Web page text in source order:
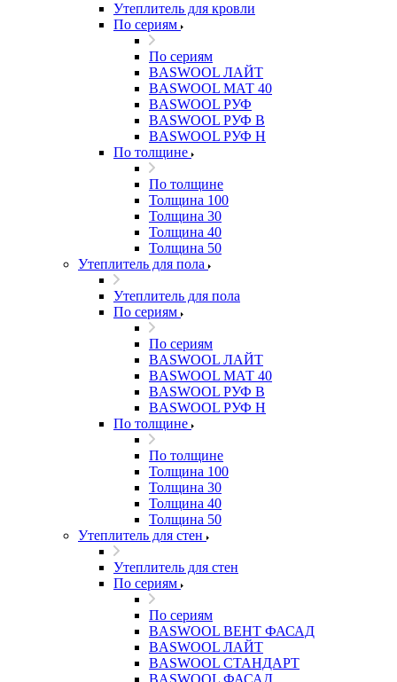
Утеплитель для кровли
По сериям
По сериям
BASWOOL ЛАЙТ
BASWOOL МАТ 40
BASWOOL РУФ
BASWOOL РУФ В
BASWOOL РУФ Н
По толщине
По толщине
Толщина 100
Толщина 30
Толщина 40
Толщина 50
Утеплитель для пола
Утеплитель для пола
По сериям
По сериям
BASWOOL ЛАЙТ
BASWOOL МАТ 40
BASWOOL РУФ В
BASWOOL РУФ Н
По толщине
По толщине
Толщина 100
Толщина 30
Толщина 40
Толщина 50
Утеплитель для стен
Утеплитель для стен
По сериям
По сериям
BASWOOL ВЕНТ ФАСАД
BASWOOL ЛАЙТ
BASWOOL СТАНДАРТ
BASWOOL ФАСАД